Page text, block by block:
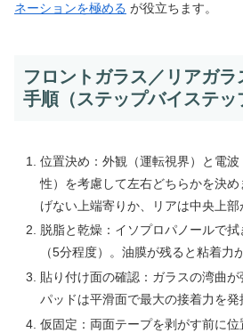
ネーションを極める が役立ちます。
フロントガラス／リアガラ
手順（ステップバイステッ
位置決め：外観（運転視界）と電
性）を考慮して左右どちらかを決
げない上端寄りか、リアは中央上部
脱脂と乾燥：イソプロパノールで
（5分程度）。油膜が残ると粘着力
貼り付け面の確認：ガラスの湾曲
パッドは平滑面で最大の接着力を発
仮固定：両面テープを剥がす前に